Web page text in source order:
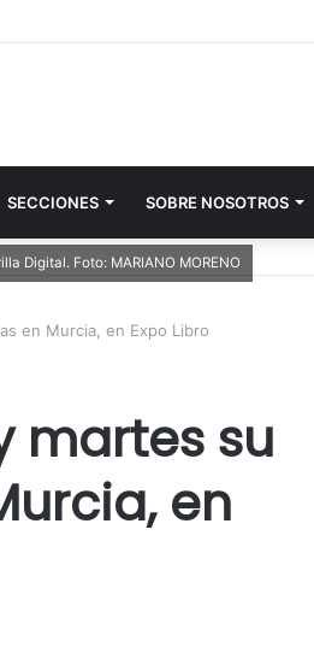
SECCIONES SOBRE NOSOTROS
Digital. Foto: MARIANO MORENO
en Murcia, en Expo Libro
martes su
en